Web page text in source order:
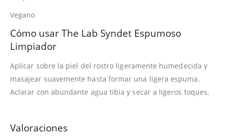
Vegano
Cómo usar The Lab Syndet Espumoso
Limpiador
Aplicar sobre la piel del rostro ligeramente humedecida y
masajear suavemente hasta formar una ligera espuma.
Aclarar con abundante agua tibia y secar a ligeros toques.
Valoraciones